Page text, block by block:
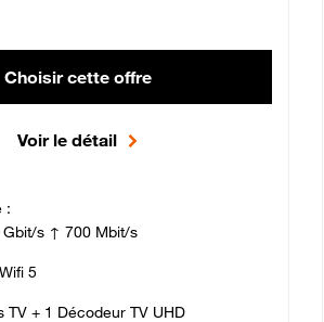
Choisir cette offre
Voir le détail
:
s ↑ 700 Mbit/s
5
TV + 1 Décodeur TV UHD